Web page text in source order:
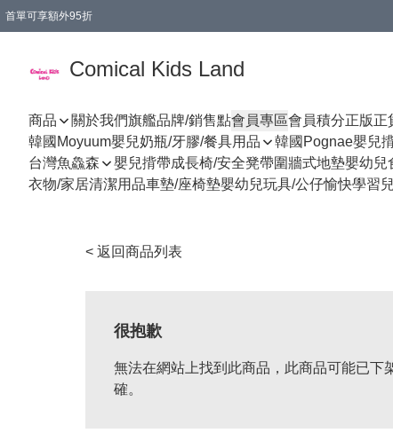
首單可享額外95折
Comical Kids Land
商品 關於我們旗艦品牌/銷售點會員專區會員積分正版正
韓國Moyuum嬰兒奶瓶/牙膠/餐具用品
韓國Pognae嬰兒
台灣魚鱻森
嬰兒揹帶成長椅/安全凳帶圍牆式地墊嬰幼兒
衣物/家居清潔用品車墊/座椅墊嬰幼兒玩具/公仔愉快學習
< 返回商品列表
很抱歉
無法在網站上找到此商品，此商品可能已下
確。